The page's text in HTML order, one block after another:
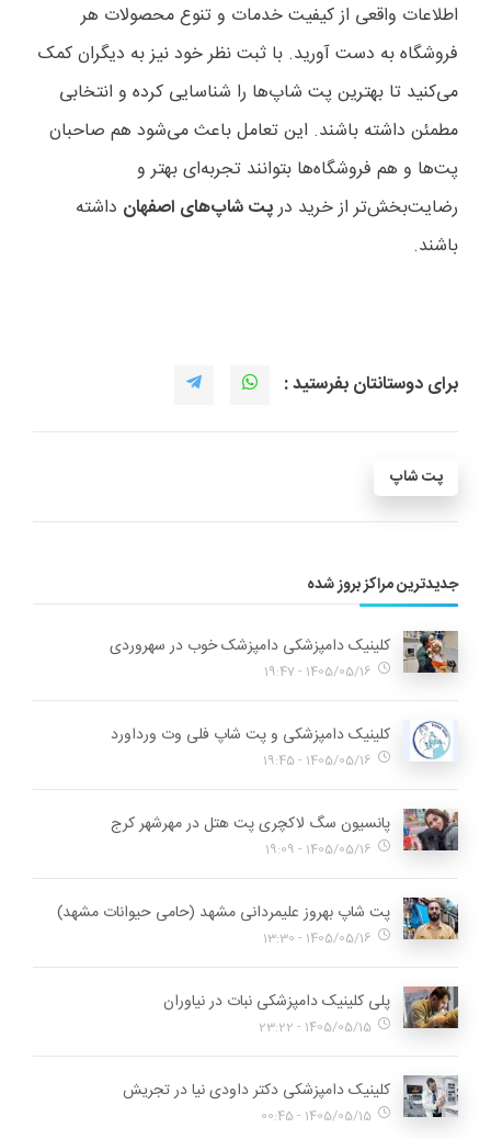
اطلاعات واقعی از کیفیت خدمات و تنوع محصولات هر
فروشگاه به دست آورید. با ثبت نظر خود نیز به دیگران کمک
می‌کنید تا بهترین پت شاپ‌ها را شناسایی کرده و انتخابی
مطمئن داشته باشند. این تعامل باعث می‌شود هم صاحبان
پت‌ها و هم فروشگاه‌ها بتوانند تجربه‌ای بهتر و
رضایت‌بخش‌تر از خرید درپت شاپ‌های اصفهان داشته
باشند.
برای دوستانتان بفرستید :
پت شاپ
جدیدترین مراکز بروز شده
کلینیک دامپزشکی دامپزشک خوب در سهروردی
1405/05/16 - 19:47
کلینیک دامپزشکی و پت شاپ فلی وت ورداورد
1405/05/16 - 19:45
پانسیون سگ لاکچری پت هتل در مهرشهر کرج
1405/05/16 - 19:09
پت شاپ بهروز علیمردانی مشهد (حامی حیوانات مشهد)
1405/05/16 - 13:30
پلی کلینیک دامپزشکی نبات در نیاوران
1405/05/15 - 23:22
کلینیک دامپزشکی دکتر داودی نیا در تجریش
1405/05/15 - 00:45